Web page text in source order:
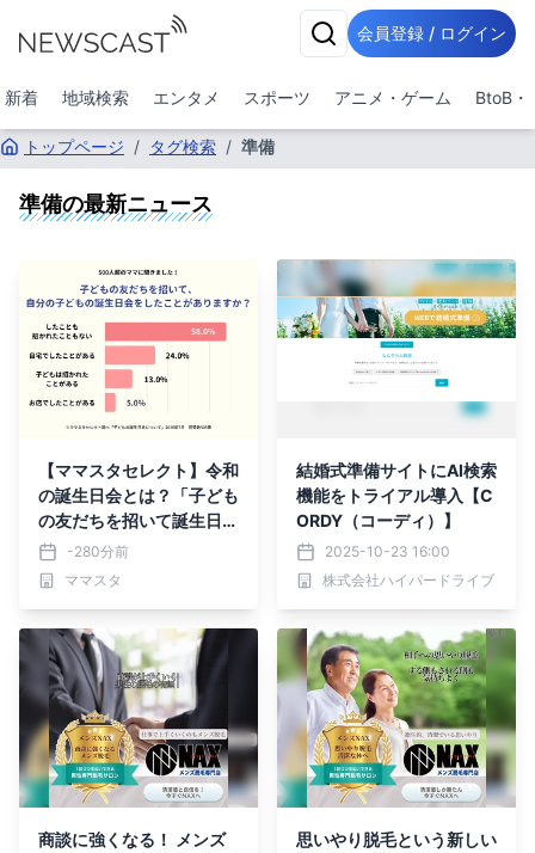
会員登録 / ログイン
新着 地域検索 エンタメ スポーツ アニメ・ゲーム BtoB・
トップページ / タグ検索 / 準備
準備の最新ニュース
【ママスタセレクト】令和
の誕生日会とは？「子ども
の友だちを招いて誕生日会
をしたことはある？」に5
00人超のママが回答【マ
マスタアンケート】
-280分前
ママスタ
結婚式準備サイトにAI検索
機能をトライアル導入【C
ORDY（コーディ）】
2025-10-23 16:00
株式会社ハイパードライブ
商談に強くなる！ メンズ
思いやり脱毛という新しい